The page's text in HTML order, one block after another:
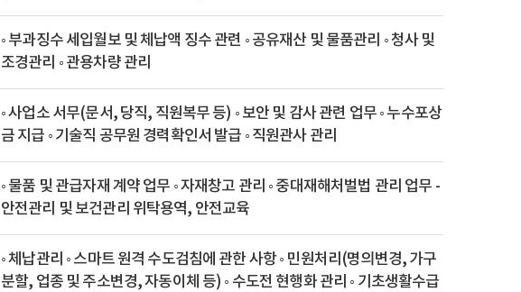
◦ 부과징수 세입월보 및 체납액 징수 관련 ◦ 공유재산 및 물품관리 ◦ 청사 및
조경관리 ◦ 관용차량 관리
◦ 사업소 서무(문서, 당직, 직원복무 등) ◦ 보안 및 감사 관련 업무 ◦ 누수포상
금 지급 ◦ 기술직 공무원 경력확인서 발급 ◦ 직원관사 관리
◦ 물품 및 관급자재 계약 업무 ◦ 자재창고 관리 ◦ 중대재해처벌법 관리 업무 -
안전관리 및 보건관리 위탁용역, 안전교육
◦ 체납관리 ◦ 스마트 원격 수도검침에 관한 사항 ◦ 민원처리(명의변경, 가구
분할, 업종 및 주소변경, 자동이체 등) ◦ 수도전 현행화 관리 ◦ 기초생활수급